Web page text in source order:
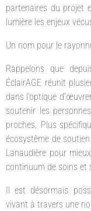
partenaires du projet
lumière les enjeux
Un nom pour le
Rappelons que
ÉclairAGE réunit
dans l’optique
soutenir les
proches. Plus
écosystème de
Lanaudière pour
continuum de soins et
Il est désormais
vivant à travers une